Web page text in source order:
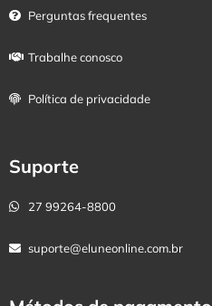
Perguntas frequentes
Trabalhe conosco
Política de privacidade
Suporte
27 99264-8800
suporte@eluneonline.com.br